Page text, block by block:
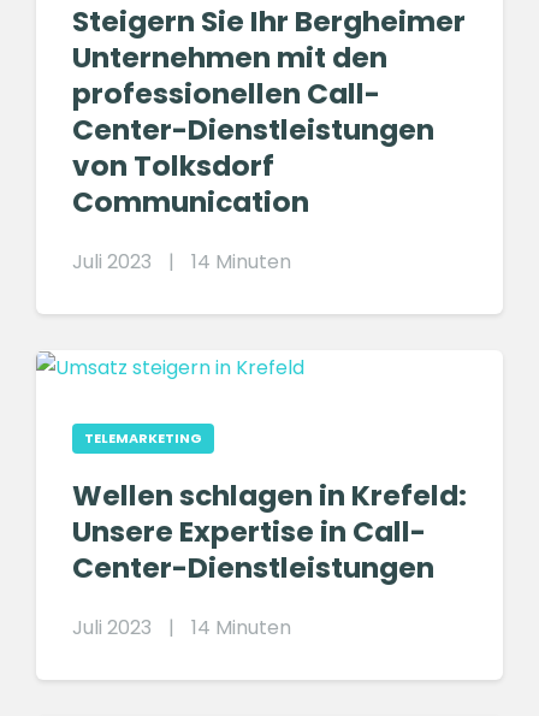
Steigern Sie Ihr Bergheimer
Unternehmen mit den
professionellen Call-
Center-Dienstleistungen
von Tolksdorf
Communication
Juli 2023 | 14 Minuten
TELEMARKETING
Wellen schlagen in Krefeld:
Unsere Expertise in Call-
Center-Dienstleistungen
Juli 2023 | 14 Minuten